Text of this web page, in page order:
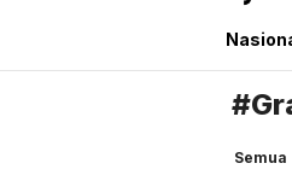
Media
Semua